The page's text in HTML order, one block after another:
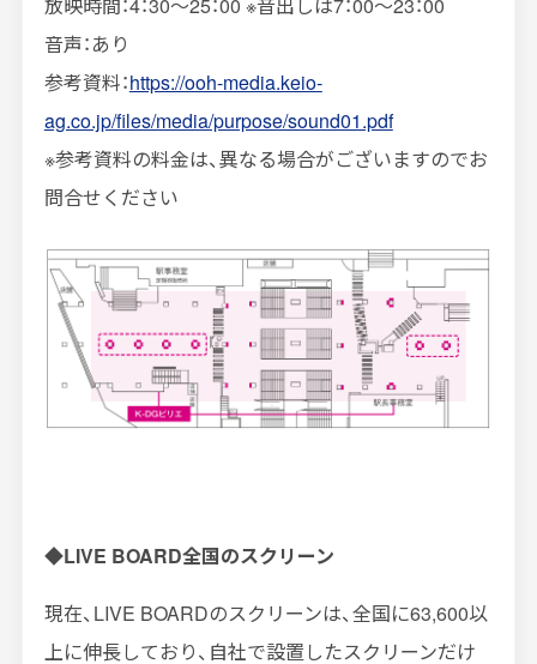
音声：あり
参考資料：https://ooh-media.keio-
ag.co.jp/files/media/purpose/sound01.pdf
※参考資料の料金は、異なる場合がございますのでお
問合せください
◆LIVE BOARD全国のスクリーン
現在、LIVE BOARDのスクリーンは、全国に63,600以
上に伸長しており、自社で設置したスクリーンだけ